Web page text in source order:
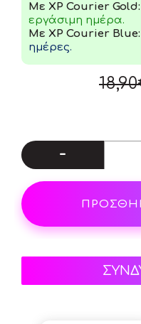
Με XP Courier Gold:
εργάσιμη ημέρα.
Με XP Courier Blue:
ημέρες.
-